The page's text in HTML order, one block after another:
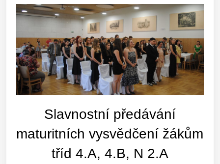
Slavnostní předávání
maturitních vysvědčení žákům
tříd 4.A, 4.B, N 2.A